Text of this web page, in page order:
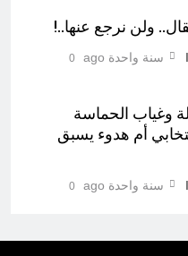
ولن نرجع عنها..!
سنة واحدة ago 0
وغياب الحماسة
أم هدوء يسبق
سنة واحدة ago 0